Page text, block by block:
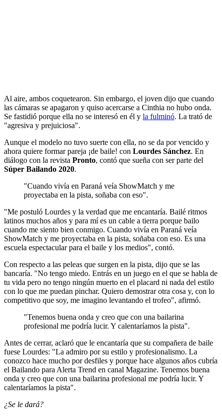
Al aire, ambos coquetearon. Sin embargo, el joven dijo que cuando
las cámaras se apagaron y quiso acercarse a Cinthia no hubo onda.
Se fastidió porque ella no se interesó en él y la fulminó. La trató de
"agresiva y prejuiciosa".
Aunque el modelo no tuvo suerte con ella, no se da por vencido y
ahora quiere formar pareja ¡de baile! con Lourdes Sánchez. En
diálogo con la revista Pronto, contó que sueña con ser parte del
Súper Bailando 2020.
"Cuando vivía en Paraná veía ShowMatch y me
proyectaba en la pista, soñaba con eso".
"Me postuló Lourdes y la verdad que me encantaría. Bailé ritmos
latinos muchos años y para mí es un cable a tierra porque bailo
cuando me siento bien conmigo. Cuando vivía en Paraná veía
ShowMatch y me proyectaba en la pista, soñaba con eso. Es una
escuela espectacular para el baile y los medios", contó.
Con respecto a las peleas que surgen en la pista, dijo que se las
bancaría. "No tengo miedo. Entrás en un juego en el que se habla de
tu vida pero no tengo ningún muerto en el placard ni nada del estilo
con lo que me puedan pinchar. Quiero demostrar otra cosa y, con lo
competitivo que soy, me imagino levantando el trofeo", afirmó.
"Tenemos buena onda y creo que con una bailarina
profesional me podría lucir. Y calentaríamos la pista".
Antes de cerrar, aclaró que le encantaría que su compañera de baile
fuese Lourdes: "La admiro por su estilo y profesionalismo. La
conozco hace mucho por desfiles y porque hace algunos años cubría
el Bailando para Alerta Trend en canal Magazine. Tenemos buena
onda y creo que con una bailarina profesional me podría lucir. Y
calentaríamos la pista".
¿Se le dará?